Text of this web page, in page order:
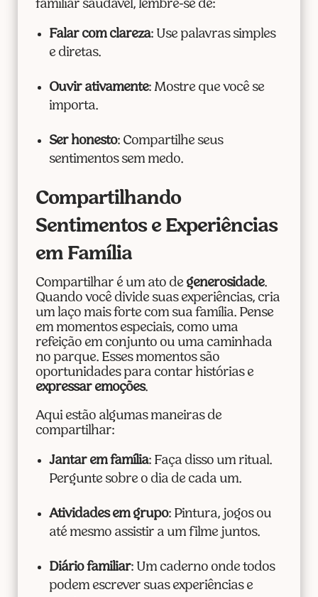
familiar saudável, lembre-se de:
Falar com clareza: Use palavras simples
e diretas.
Ouvir ativamente: Mostre que você se
importa.
Ser honesto: Compartilhe seus
sentimentos sem medo.
Compartilhando
Sentimentos e Experiências
em Família
Compartilhar é um ato de generosidade.
Quando você divide suas experiências, cria
um laço mais forte com sua família. Pense
em momentos especiais, como uma
refeição em conjunto ou uma caminhada
no parque. Esses momentos são
oportunidades para contar histórias e
expressar emoções.
Aqui estão algumas maneiras de
compartilhar:
Jantar em família: Faça disso um ritual.
Pergunte sobre o dia de cada um.
Atividades em grupo: Pintura, jogos ou
até mesmo assistir a um filme juntos.
Diário familiar: Um caderno onde todos
podem escrever suas experiências e